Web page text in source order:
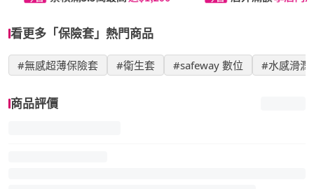
看更多「保險套」熱門商品
#無感超薄保險套 #衛生套 #safeway 數位 #水感滑潤
商品評價